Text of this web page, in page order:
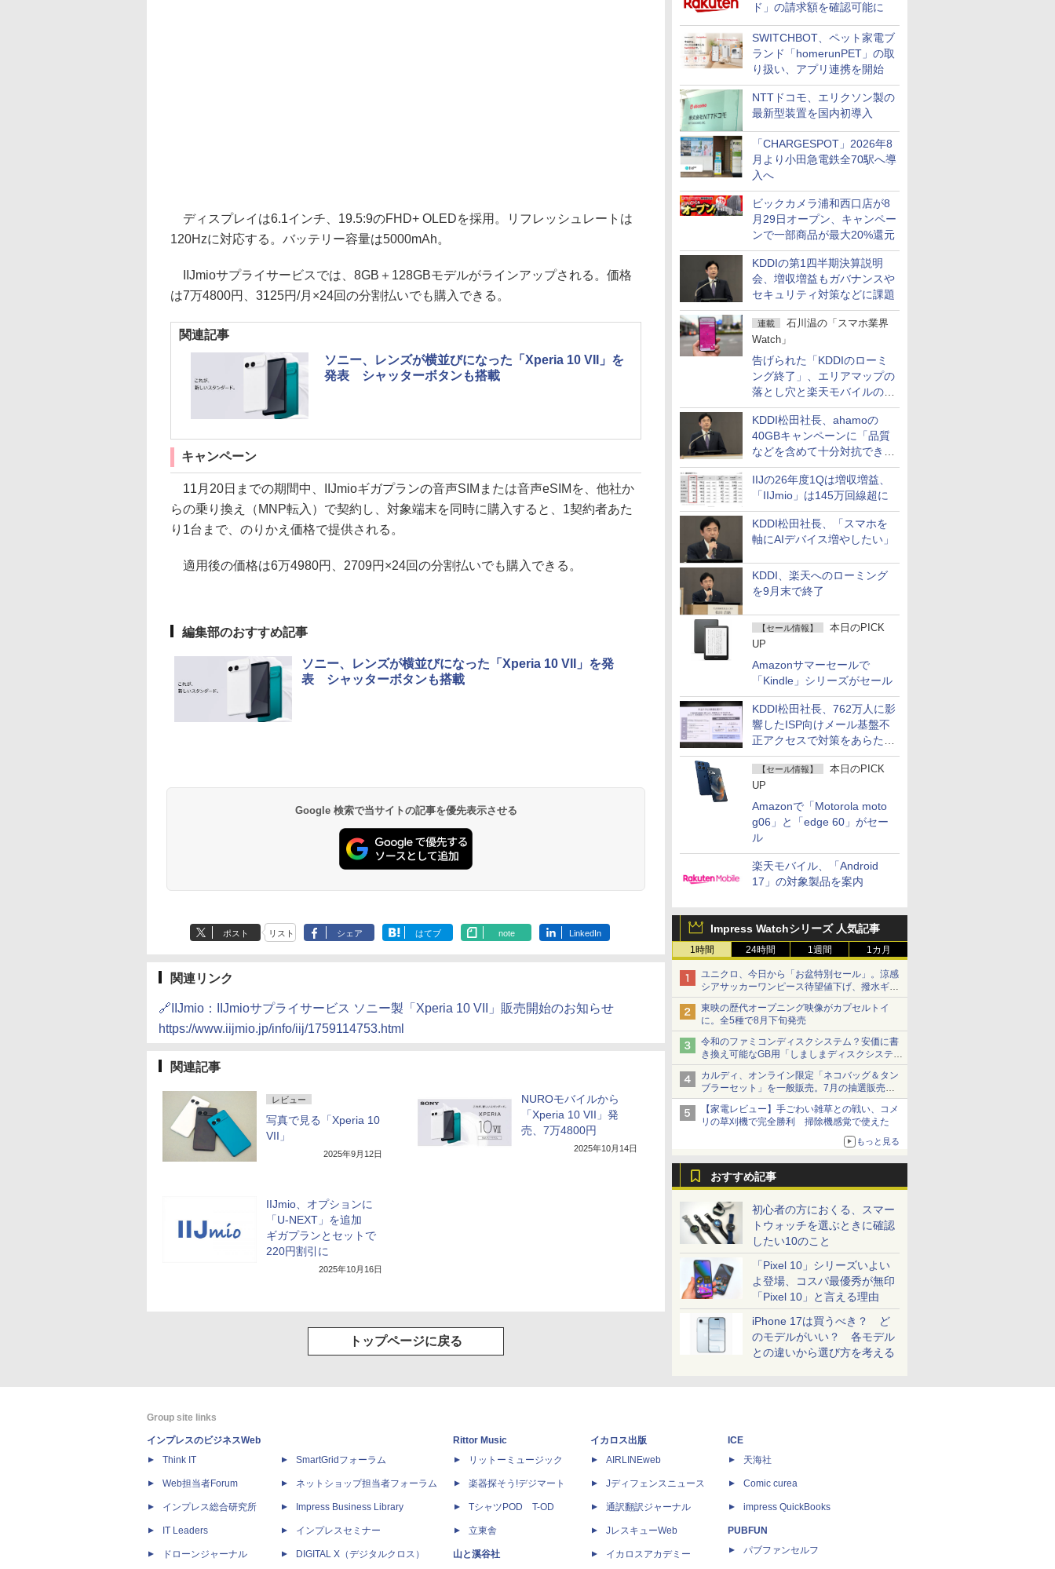
ド」の請求額を確認可能に
SWITCHBOT、ペット家電ブ
ランド「homerunPET」の取
り扱い、アプリ連携を開始
NTTドコモ、エリクソン製の
最新型装置を国内初導入
「CHARGESPOT」2026年8
月より小田急電鉄全70駅へ導
入へ
ビックカメラ浦和西口店が8
月29日オープン、キャンペー
ンで一部商品が最大20%還元
KDDIの第1四半期決算説明
会、増収増益もガバナンスや
セキュリティ対策などに課題
連載
石川温の「スマホ業界
Watch」
告げられた「KDDIのローミ
ング終了」、エリアマップの
落とし穴と楽天モバイルの課
題
KDDI松田社長、ahamoの
40GBキャンペーンに「品質
などを含めて十分対抗でき
る」
IIJの26年度1Qは増収増益、
「IIJmio」は145万回線超に
KDDI松田社長、「スマホを
軸にAIデバイス増やしたい」
KDDI、楽天へのローミング
を9月末で終了
【セール情報】
本日のPICK
UP
Amazonサマーセールで
「Kindle」シリーズがセール
KDDI松田社長、762万人に影
響したISP向けメール基盤不
正アクセスで対策をあらため
て説明
【セール情報】
本日のPICK
UP
Amazonで「Motorola moto
g06」と「edge 60」がセー
ル
楽天モバイル、「Android
17」の対象製品を案内
Impress Watchシリーズ 人気記事
1時間 24時間 1週間 1カ月
ユニクロ、今日から「お盆特別セール」。涼感
シアサッカーワンピース待望値下げ、撥水ギア
ショーツは1990円に
東映の歴代オープニング映像がカプセルトイ
に。全5種で8月下旬発売
令和のファミコンディスクシステム？安価に書
き換え可能なGB用「しましまディスクシステ
ム」
カルディ、オンライン限定「ネコバッグ＆タン
ブラーセット」を一般販売。7月の抽選販売の
当選無効分
【家電レビュー】手ごわい雑草との戦い、コメ
リの草刈機で完全勝利 掃除機感覚で使えた
もっと見る
おすすめ記事
初心者の方におくる、スマー
トウォッチを選ぶときに確認
したい10のこと
「Pixel 10」シリーズいよい
よ登場、コスパ最優秀が無印
「Pixel 10」と言える理由
iPhone 17は買うべき？ ど
のモデルがいい？ 各モデル
との違いから選び方を考える
ディスプレイは6.1インチ、19.5:9のFHD+ OLEDを採用。リフレッシュレートは
120Hzに対応する。バッテリー容量は5000mAh。
IIJmioサプライサービスでは、8GB＋128GBモデルがラインアップされる。価格
は7万4800円、3125円/月×24回の分割払いでも購入できる。
関連記事
ソニー、レンズが横並びになった「Xperia 10 VII」を
発表 シャッターボタンも搭載
キャンペーン
11月20日までの期間中、IIJmioギガプランの音声SIMまたは音声eSIMを、他社か
らの乗り換え（MNP転入）で契約し、対象端末を同時に購入すると、1契約者あた
り1台まで、のりかえ価格で提供される。
適用後の価格は6万4980円、2709円×24回の分割払いでも購入できる。
編集部のおすすめ記事
ソニー、レンズが横並びになった「Xperia 10 VII」を発
表 シャッターボタンも搭載
Google 検索で当サイトの記事を優先表示させる
ポスト リスト シェア はてブ note LinkedIn
関連リンク
🔗IIJmio：IIJmioサプライサービス ソニー製「Xperia 10 VII」販売開始のお知らせ
https://www.iijmio.jp/info/iij/1759114753.html
関連記事
レビュー
写真で見る「Xperia 10
VII」
2025年9月12日
NUROモバイルから
「Xperia 10 VII」発
売、7万4800円
2025年10月14日
IIJmio、オプションに
「U-NEXT」を追加
ギガプランとセットで
220円割引に
2025年10月16日
トップページに戻る
Group site links
インプレスのビジネスWeb
Think IT
Web担当者Forum
インプレス総合研究所
IT Leaders
ドローンジャーナル
SmartGridフォーラム
ネットショップ担当者フォーラム
Impress Business Library
インプレスセミナー
DIGITAL X（デジタルクロス）
Rittor Music
リットーミュージック
楽器探そう!デジマート
TシャツPOD T-OD
立東舎
山と溪谷社
イカロス出版
AIRLINEweb
Jディフェンスニュース
通訳翻訳ジャーナル
JレスキューWeb
イカロスアカデミー
ICE
天海社
Comic curea
impress QuickBooks
PUBFUN
パブファンセルフ